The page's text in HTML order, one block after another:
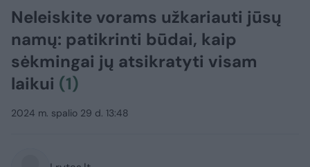
Neleiskite vorams užkariauti jūsų
namų: patikrinti būdai, kaip
sėkmingai jų atsikratyti visam
laikui (1)
2024 m. spalio 29 d. 13:48